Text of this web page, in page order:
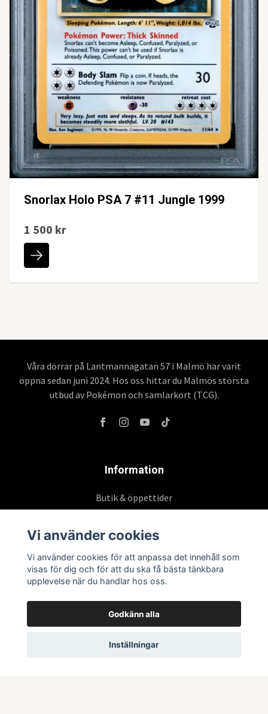
Snorlax Holo PSA 7 #11 Jungle 1999
1 500 kr
Våra dörrar på Lantmannagatan 57 i Malmö har varit
öppna sedan juni 2024. Hos oss hittar du Malmös största
utbud av Pokémon och samlarkort (TCG).
Information
Butik & öppettider
Köpvillkor
Prenumerera på vårt nyhetsbrev
Vi använder cookies
Vi använder cookies för att anpassa det innehåll som
visas för dig och för att du ska få bästa tänkbara
upplevelse när du handlar hos oss.
Godkänn alla
Inställningar